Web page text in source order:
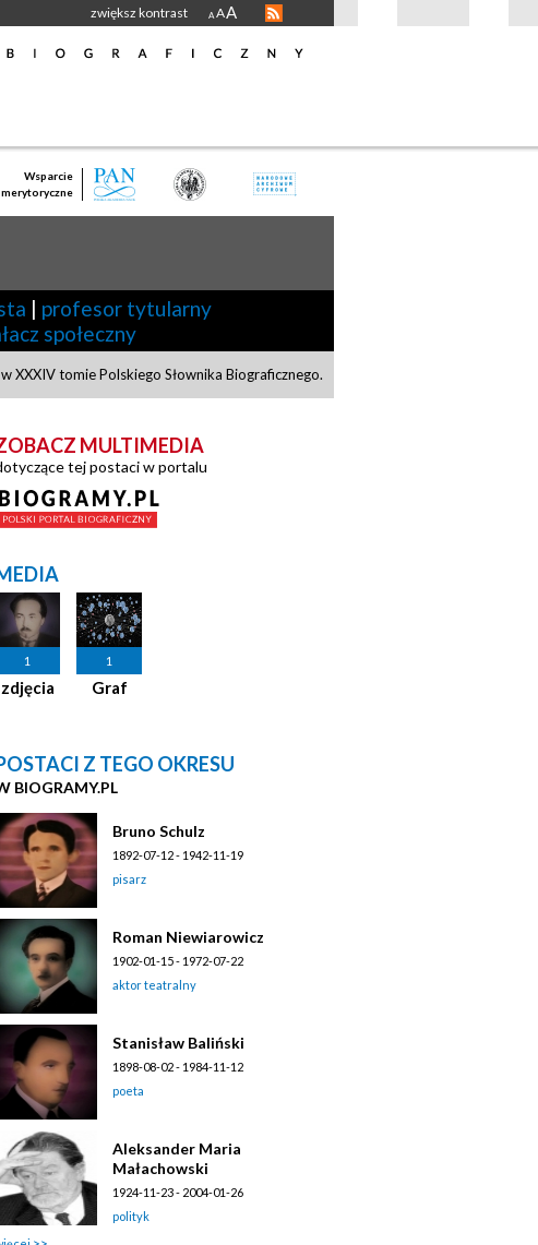
zwiększ kontrast A AA
Wsparcie
merytoryczne
| profesor tytularny
społeczny
tomie Polskiego Słownika Biograficznego.
MULTIMEDIA
tej postaci w portalu
1
zdjęcia
1
Graf
Z TEGO OKRESU
BIOGRAMY.PL
Bruno Schulz
1892-07-12 - 1942-11-19
pisarz
Roman Niewiarowicz
1902-01-15 - 1972-07-22
aktor teatralny
Stanisław Baliński
1898-08-02 - 1984-11-12
poeta
Aleksander Maria
Małachowski
1924-11-23 - 2004-01-26
polityk